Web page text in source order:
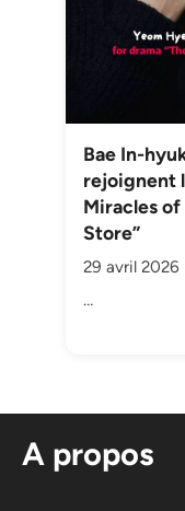
Bae In-
rejoignent
Miracles
Store”
29 avril 2026
…
A propos